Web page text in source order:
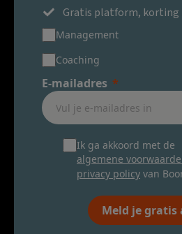
Gratis platform, korting
Management
Coaching
E-mailadres
Ik ga akkoord met de
algemene
privacy policy van
Meld je gratis